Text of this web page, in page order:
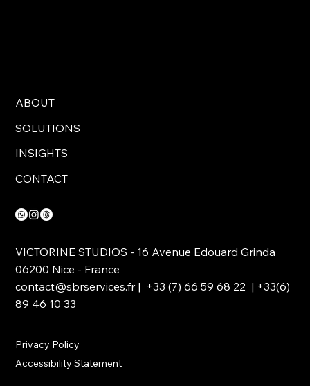
ABOUT
SOLUTIONS
INSIGHTS
CONTACT
VICTORINE STUDIOS - 16 Avenue Edouard Grinda
06200 Nice - France
contact@sbrservices.fr| +33 (7) 66 59 68 22 | +33(6)
89 46 10 33
Privacy Policy
Accessibility Statement